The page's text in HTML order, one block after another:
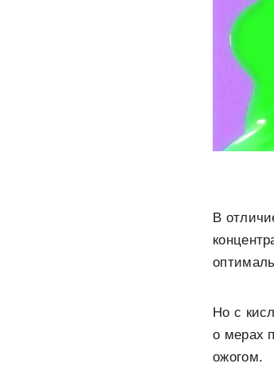
В
Но с
о мерах
ожогом.